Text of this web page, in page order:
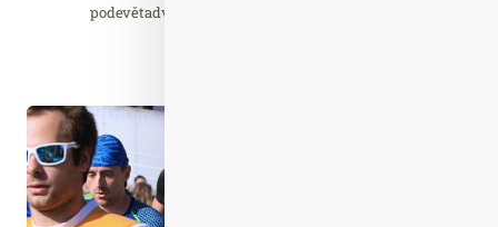
podevětadvacáté. Premiérově se však 13. až 16.…